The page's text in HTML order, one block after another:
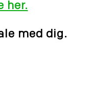
her.
med dig.